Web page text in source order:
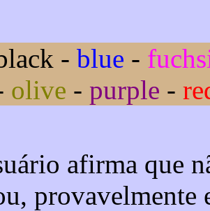
- blue -
olive - purple -
afirma que
provavelmente